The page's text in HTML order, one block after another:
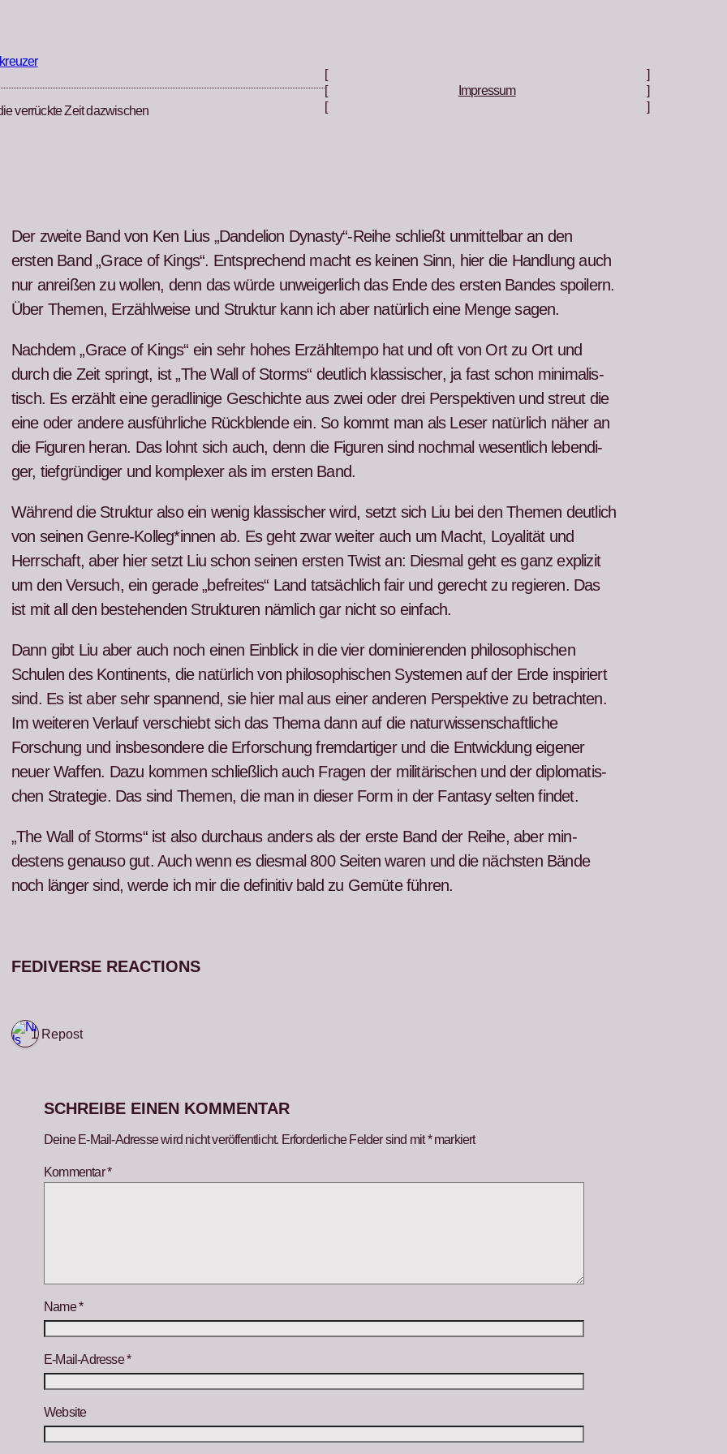
verrückte Zeit dazwischen
[
[
[
Impressum
]
]
]
Der zweite Band von Ken Lius „Dan­de­lion Dynasty“-Reihe schließt unmit­tel­bar an den
ersten Band „Grace of Kings“. Entsprechend macht es keinen Sinn, hier die Hand­lung auch
nur anreißen zu wollen, denn das würde unweiger­lich das Ende des ersten Ban­des spoil­ern.
Über The­men, Erzählweise und Struk­tur kann ich aber natür­lich eine Menge sagen.
Nach­dem „Grace of Kings“ ein sehr hohes Erzähltem­po hat und oft von Ort zu Ort und
durch die Zeit springt, ist „The Wall of Storms“ deut­lich klas­sis­ch­er, ja fast schon min­i­mal­is­
tisch. Es erzählt eine ger­adlin­ige Geschichte aus zwei oder drei Per­spek­tiv­en und streut die
eine oder andere aus­führliche Rück­blende ein. So kommt man als Leser natür­lich näher an
die Fig­uren her­an. Das lohnt sich auch, denn die Fig­uren sind nochmal wesentlich lebendi­
ger, tief­gründi­ger und kom­plex­er als im ersten Band.
Während die Struk­tur also ein wenig klas­sis­ch­er wird, set­zt sich Liu bei den The­men deut­lich
von seinen Genre-Kolleg*innen ab. Es geht zwar weit­er auch um Macht, Loy­al­ität und
Herrschaft, aber hier set­zt Liu schon seinen ersten Twist an: Dies­mal geht es ganz expliz­it
um den Ver­such, ein ger­ade „befre­ites“ Land tat­säch­lich fair und gerecht zu regieren. Das
ist mit all den beste­hen­den Struk­turen näm­lich gar nicht so ein­fach.
Dann gibt Liu aber auch noch einen Ein­blick in die vier dominieren­den philosophis­chen
Schulen des Kon­ti­nents, die natür­lich von philosophis­chen Sys­te­men auf der Erde inspiri­ert
sind. Es ist aber sehr span­nend, sie hier mal aus ein­er anderen Per­spek­tive zu betra­cht­en.
Im weit­eren Ver­lauf ver­schiebt sich das The­ma dann auf die natur­wis­senschaftliche
Forschung und ins­beson­dere die Erforschung frem­dar­tiger und die Entwick­lung eigen­er
neuer Waf­fen. Dazu kom­men schließlich auch Fra­gen der mil­itärischen und der diplo­ma­tis­
chen Strate­gie. Das sind The­men, die man in dieser Form in der Fan­ta­sy sel­ten find­et.
„The Wall of Storms“ ist also dur­chaus anders als der erste Band der Rei­he, aber min­
destens genau­so gut. Auch wenn es dies­mal 800 Seit­en waren und die näch­sten Bände
noch länger sind, werde ich mir die defin­i­tiv bald zu Gemüte führen.
FEDIVERSE REACTIONS
1 Repost
SCHREIBE EINEN KOMMENTAR
Deine E-Mail-Adresse wird nicht veröffentlicht. Erforderliche Felder sind mit*markiert
Kommentar*
Name*
E-Mail-Adresse*
Website